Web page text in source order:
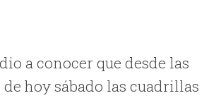
a conocer que desde las
hoy sábado las cuadrillas